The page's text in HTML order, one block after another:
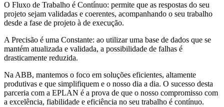
O Fluxo de Trabalho é Contínuo: permite que as respostas do seu
projeto sejam validadas e coerentes, acompanhando o seu trabalho
desde a fase de projeto à de execução.
A Precisão é uma Constante: ao utilizar uma base de dados que se
mantém atualizada e validada, a possibilidade de falhas é
drasticamente reduzida.
Na ABB, mantemos o foco em soluções eficientes, altamente
produtivas e que simplifiquem e o nosso dia a dia. O sucesso desta
parceria com a EPLAN é a prova de que o nosso compromisso com
a excelência, fiabilidade e eficiência no seu trabalho é contínuo.